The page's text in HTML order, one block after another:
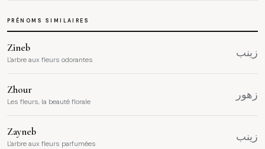
PRÉNOMS SIMILAIRES
Zineb
L'arbre aux fleurs odorantes
زينب
Zhour
Les fleurs, la beauté florale
زهور
Zayneb
L'arbre aux fleurs parfumées
زينب